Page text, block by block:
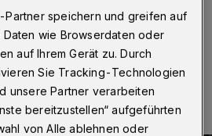
-Partner speichern und greifen auf
wie Browserdaten oder
auf Ihrem Gerät zu. Durch
Sie Tracking-Technologien
unsere Partner verarbeiten
bereitzustellen“ aufgeführten
von Alle ablehnen oder